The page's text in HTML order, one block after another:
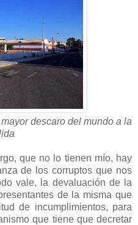
descaro del mundo a la
que no lo tienen mío, hay
de los corruptos que nos
vale, la devaluación de la
de la misma que
de incumplimientos, para
que tiene que decretar